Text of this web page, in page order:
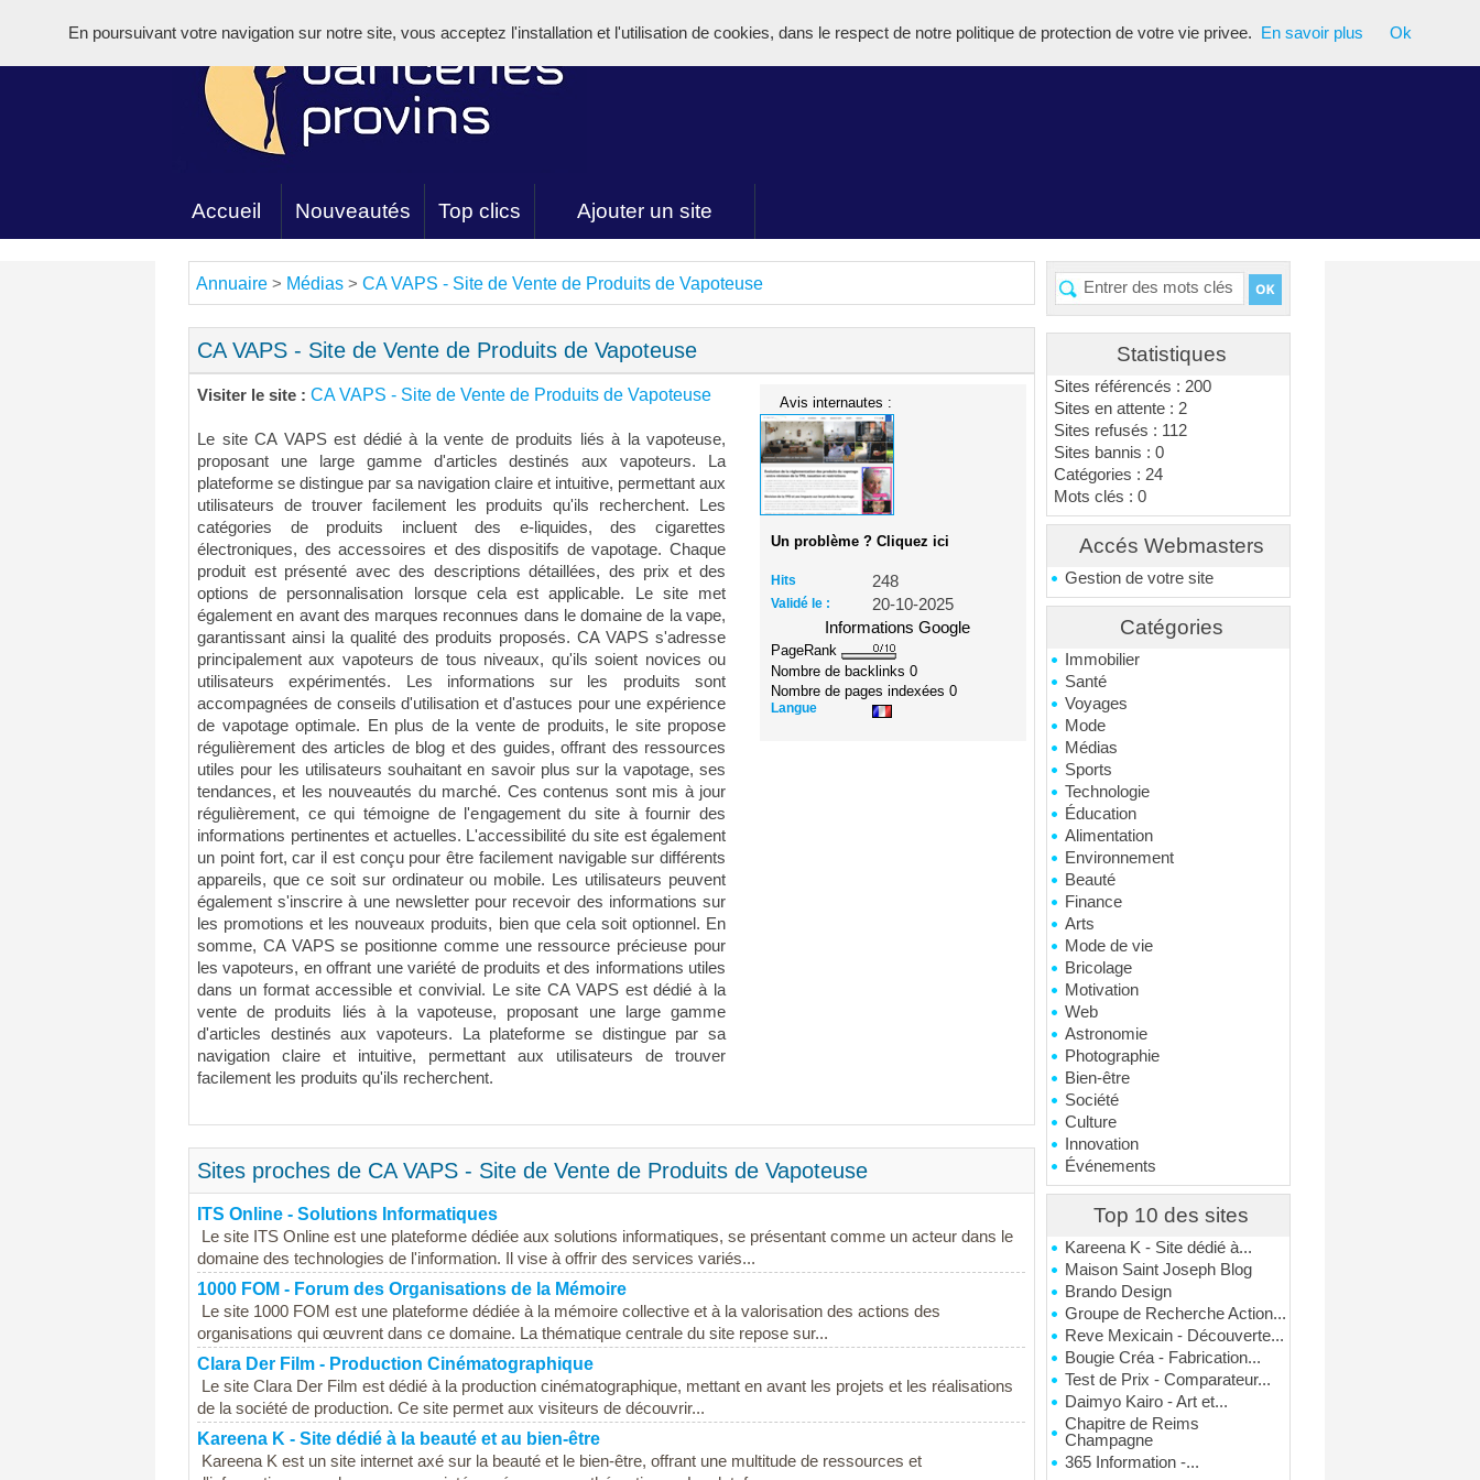
Accueil Nouveautés Top clics Ajouter un site
Statistiques
Sites référencés : 200
Sites en attente : 2
Sites refusés : 112
Sites bannis : 0
Catégories : 24
Mots clés : 0
Accés Webmasters
Gestion de votre site
Catégories
Immobilier
Santé
Voyages
Mode
Médias
Sports
Technologie
Éducation
Alimentation
Environnement
Beauté
Finance
Arts
Mode de vie
Bricolage
Motivation
Web
Astronomie
Photographie
Bien-être
Société
Culture
Innovation
Événements
Top 10 des sites
Kareena K - Site dédié à...
Maison Saint Joseph Blog
Brando Design
Groupe de Recherche Action...
Reve Mexicain - Découverte...
Bougie Créa - Fabrication...
Test de Prix - Comparateur...
Daimyo Kairo - Art et...
Chapitre de Reims
Champagne
365 Information -...
Annuaire > Médias > CA VAPS - Site de Vente de Produits de Vapoteuse
CA VAPS - Site de Vente de Produits de Vapoteuse
Visiter le site : CA VAPS - Site de Vente de Produits de Vapoteuse
Le site CA VAPS est dédié à la vente de produits liés à la vapoteuse,
proposant une large gamme d'articles destinés aux vapoteurs. La
plateforme se distingue par sa navigation claire et intuitive, permettant aux
utilisateurs de trouver facilement les produits qu'ils recherchent. Les
catégories de produits incluent des e-liquides, des cigarettes
électroniques, des accessoires et des dispositifs de vapotage. Chaque
produit est présenté avec des descriptions détaillées, des prix et des
options de personnalisation lorsque cela est applicable. Le site met
également en avant des marques reconnues dans le domaine de la vape,
garantissant ainsi la qualité des produits proposés. CA VAPS s'adresse
principalement aux vapoteurs de tous niveaux, qu'ils soient novices ou
utilisateurs expérimentés. Les informations sur les produits sont
accompagnées de conseils d'utilisation et d'astuces pour une expérience
de vapotage optimale. En plus de la vente de produits, le site propose
régulièrement des articles de blog et des guides, offrant des ressources
utiles pour les utilisateurs souhaitant en savoir plus sur la vapotage, ses
tendances, et les nouveautés du marché. Ces contenus sont mis à jour
régulièrement, ce qui témoigne de l'engagement du site à fournir des
informations pertinentes et actuelles. L'accessibilité du site est également
un point fort, car il est conçu pour être facilement navigable sur différents
appareils, que ce soit sur ordinateur ou mobile. Les utilisateurs peuvent
également s'inscrire à une newsletter pour recevoir des informations sur
les promotions et les nouveaux produits, bien que cela soit optionnel. En
somme, CA VAPS se positionne comme une ressource précieuse pour
les vapoteurs, en offrant une variété de produits et des informations utiles
dans un format accessible et convivial. Le site CA VAPS est dédié à la
vente de produits liés à la vapoteuse, proposant une large gamme
d'articles destinés aux vapoteurs. La plateforme se distingue par sa
navigation claire et intuitive, permettant aux utilisateurs de trouver
facilement les produits qu'ils recherchent.
Avis internautes :
Un problème ? Cliquez ici
Hits 248
Validé le :
20-10-2025
Informations Google
PageRank
Nombre de backlinks0
Nombre de pages indexées0
Langue
Sites proches de CA VAPS - Site de Vente de Produits de Vapoteuse
ITS Online - Solutions Informatiques
Le site ITS Online est une plateforme dédiée aux solutions informatiques, se présentant comme un acteur dans le
domaine des technologies de l'information. Il vise à offrir des services variés...
1000 FOM - Forum des Organisations de la Mémoire
Le site 1000 FOM est une plateforme dédiée à la mémoire collective et à la valorisation des actions des
organisations qui œuvrent dans ce domaine. La thématique centrale du site repose sur...
Clara Der Film - Production Cinématographique
Le site Clara Der Film est dédié à la production cinématographique, mettant en avant les projets et les réalisations
de la société de production. Ce site permet aux visiteurs de découvrir...
Kareena K - Site dédié à la beauté et au bien-être
Kareena K est un site internet axé sur la beauté et le bien-être, offrant une multitude de ressources et
En poursuivant votre navigation sur notre site, vous acceptez l'installation et l'utilisation de cookies, dans le respect de notre politique de protection de votre vie privee. En savoir plus Ok